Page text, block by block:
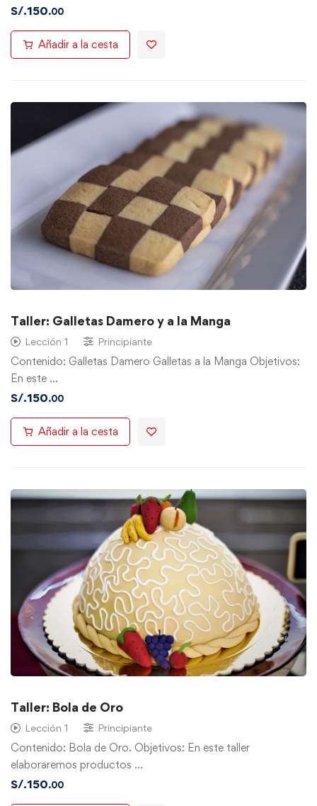
S/.150.00
Añadir a la cesta
Taller: Galletas Damero y a la Manga
Lección 1 Principiante
Contenido: Galletas Damero Galletas a la Manga Objetivos:
En este …
S/.150.00
Añadir a la cesta
Taller: Bola de Oro
Lección 1 Principiante
Contenido: Bola de Oro. Objetivos: En este taller
elaboraremos productos …
S/.150.00